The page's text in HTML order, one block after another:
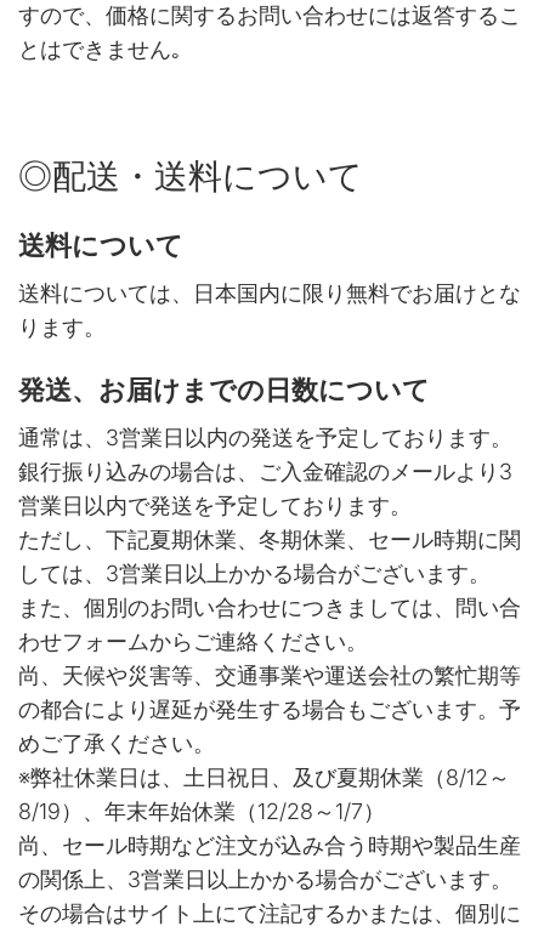
すので、価格に関するお問い合わせには返答するこ
とはできません｡
◎配送・送料について
送料について
送料については、日本国内に限り無料でお届けとな
ります。
発送、お届けまでの日数について
通常は、3営業日以内の発送を予定しております。
銀行振り込みの場合は、ご入金確認のメールより3
営業日以内で発送を予定しております。
ただし、下記夏期休業、冬期休業、セール時期に関
しては、3営業日以上かかる場合がございます。
また、個別のお問い合わせにつきましては、問い合
わせフォームからご連絡ください。
尚、天候や災害等、交通事業や運送会社の繁忙期等
の都合により遅延が発生する場合もございます。予
めご了承ください。
※弊社休業日は、土日祝日、及び夏期休業（8/12～
8/19）、年末年始休業（12/28～1/7）
尚、セール時期など注文が込み合う時期や製品生産
の関係上、3営業日以上かかる場合がございます。
その場合はサイト上にて注記するかまたは、個別に